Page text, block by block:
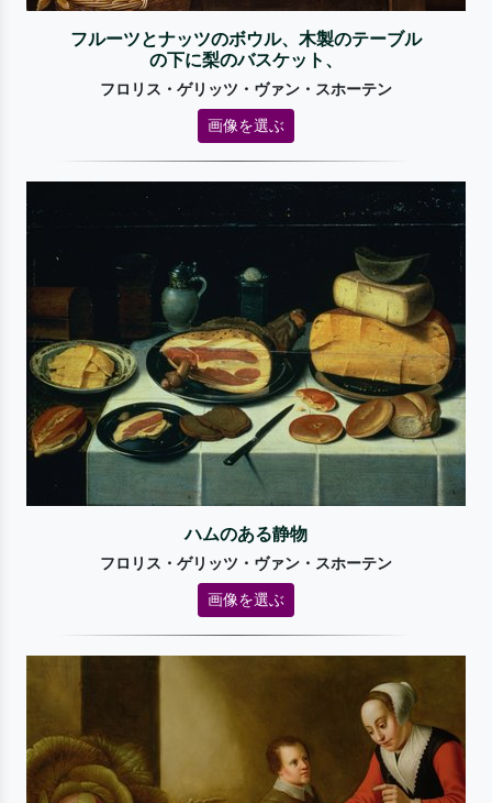
フルーツとナッツのボウル、木製のテーブル
の下に梨のバスケット、
フロリス・ゲリッツ・ヴァン・スホーテン
画像を選ぶ
ハムのある静物
フロリス・ゲリッツ・ヴァン・スホーテン
画像を選ぶ